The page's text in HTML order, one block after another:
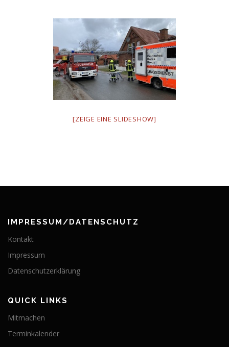
[ZEIGE EINE SLIDESHOW]
IMPRESSUM/DATENSCHUTZ
Kontakt
Impressum
Datenschutzerklärung
QUICK LINKS
Mitmachen
Terminkalender